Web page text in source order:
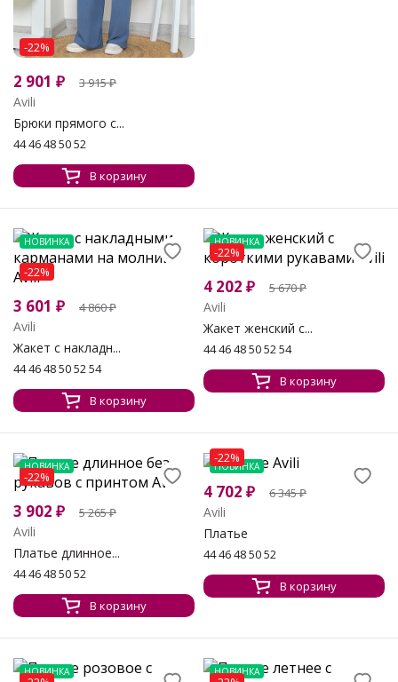
-22%
2 901 ₽ 3 915₽
Avili
Брюки прямого с...
44 46 48 50 52
В корзину
НОВИНКА
-22%
3 601 ₽ 4 860₽
Avili
Жакет с накладн...
44 46 48 50 52 54
В корзину
НОВИНКА
-22%
4 202 ₽ 5 670₽
Avili
Жакет женский с...
44 46 48 50 52 54
В корзину
НОВИНКА
-22%
3 902 ₽ 5 265₽
Avili
Платье длинное...
44 46 48 50 52
В корзину
НОВИНКА
-22%
4 702 ₽ 6 345₽
Avili
Платье
44 46 48 50 52
В корзину
НОВИНКА НОВИНКА